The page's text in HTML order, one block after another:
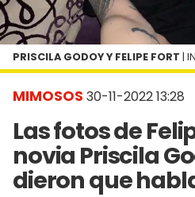
MIMOSOS 30-11-2022 13:28
Las fotos de
novia Priscila
dieron que
PRISCILA GODOY Y FELIPE FORT |